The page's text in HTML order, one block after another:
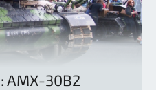
AMX-30B2